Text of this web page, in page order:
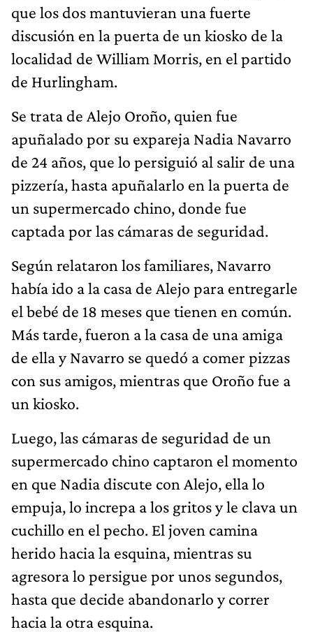
que los dos mantuvieran una fuerte
discusión en la puerta de un kiosko de la
localidad de William Morris, en el partido
de Hurlingham.
Se trata de Alejo Oroño, quien fue
apuñalado por su expareja Nadia Navarro
de 24 años, que lo persiguió al salir de una
pizzería, hasta apuñalarlo en la puerta de
un supermercado chino, donde fue
captada por las cámaras de seguridad.
Según relataron los familiares, Navarro
había ido a la casa de Alejo para entregarle
el bebé de 18 meses que tienen en común.
Más tarde, fueron a la casa de una amiga
de ella y Navarro se quedó a comer pizzas
con sus amigos, mientras que Oroño fue a
un kiosko.
Luego, las cámaras de seguridad de un
supermercado chino captaron el momento
en que Nadia discute con Alejo, ella lo
empuja, lo increpa a los gritos y le clava un
cuchillo en el pecho. El joven camina
herido hacia la esquina, mientras su
agresora lo persigue por unos segundos,
hasta que decide abandonarlo y correr
hacia la otra esquina.